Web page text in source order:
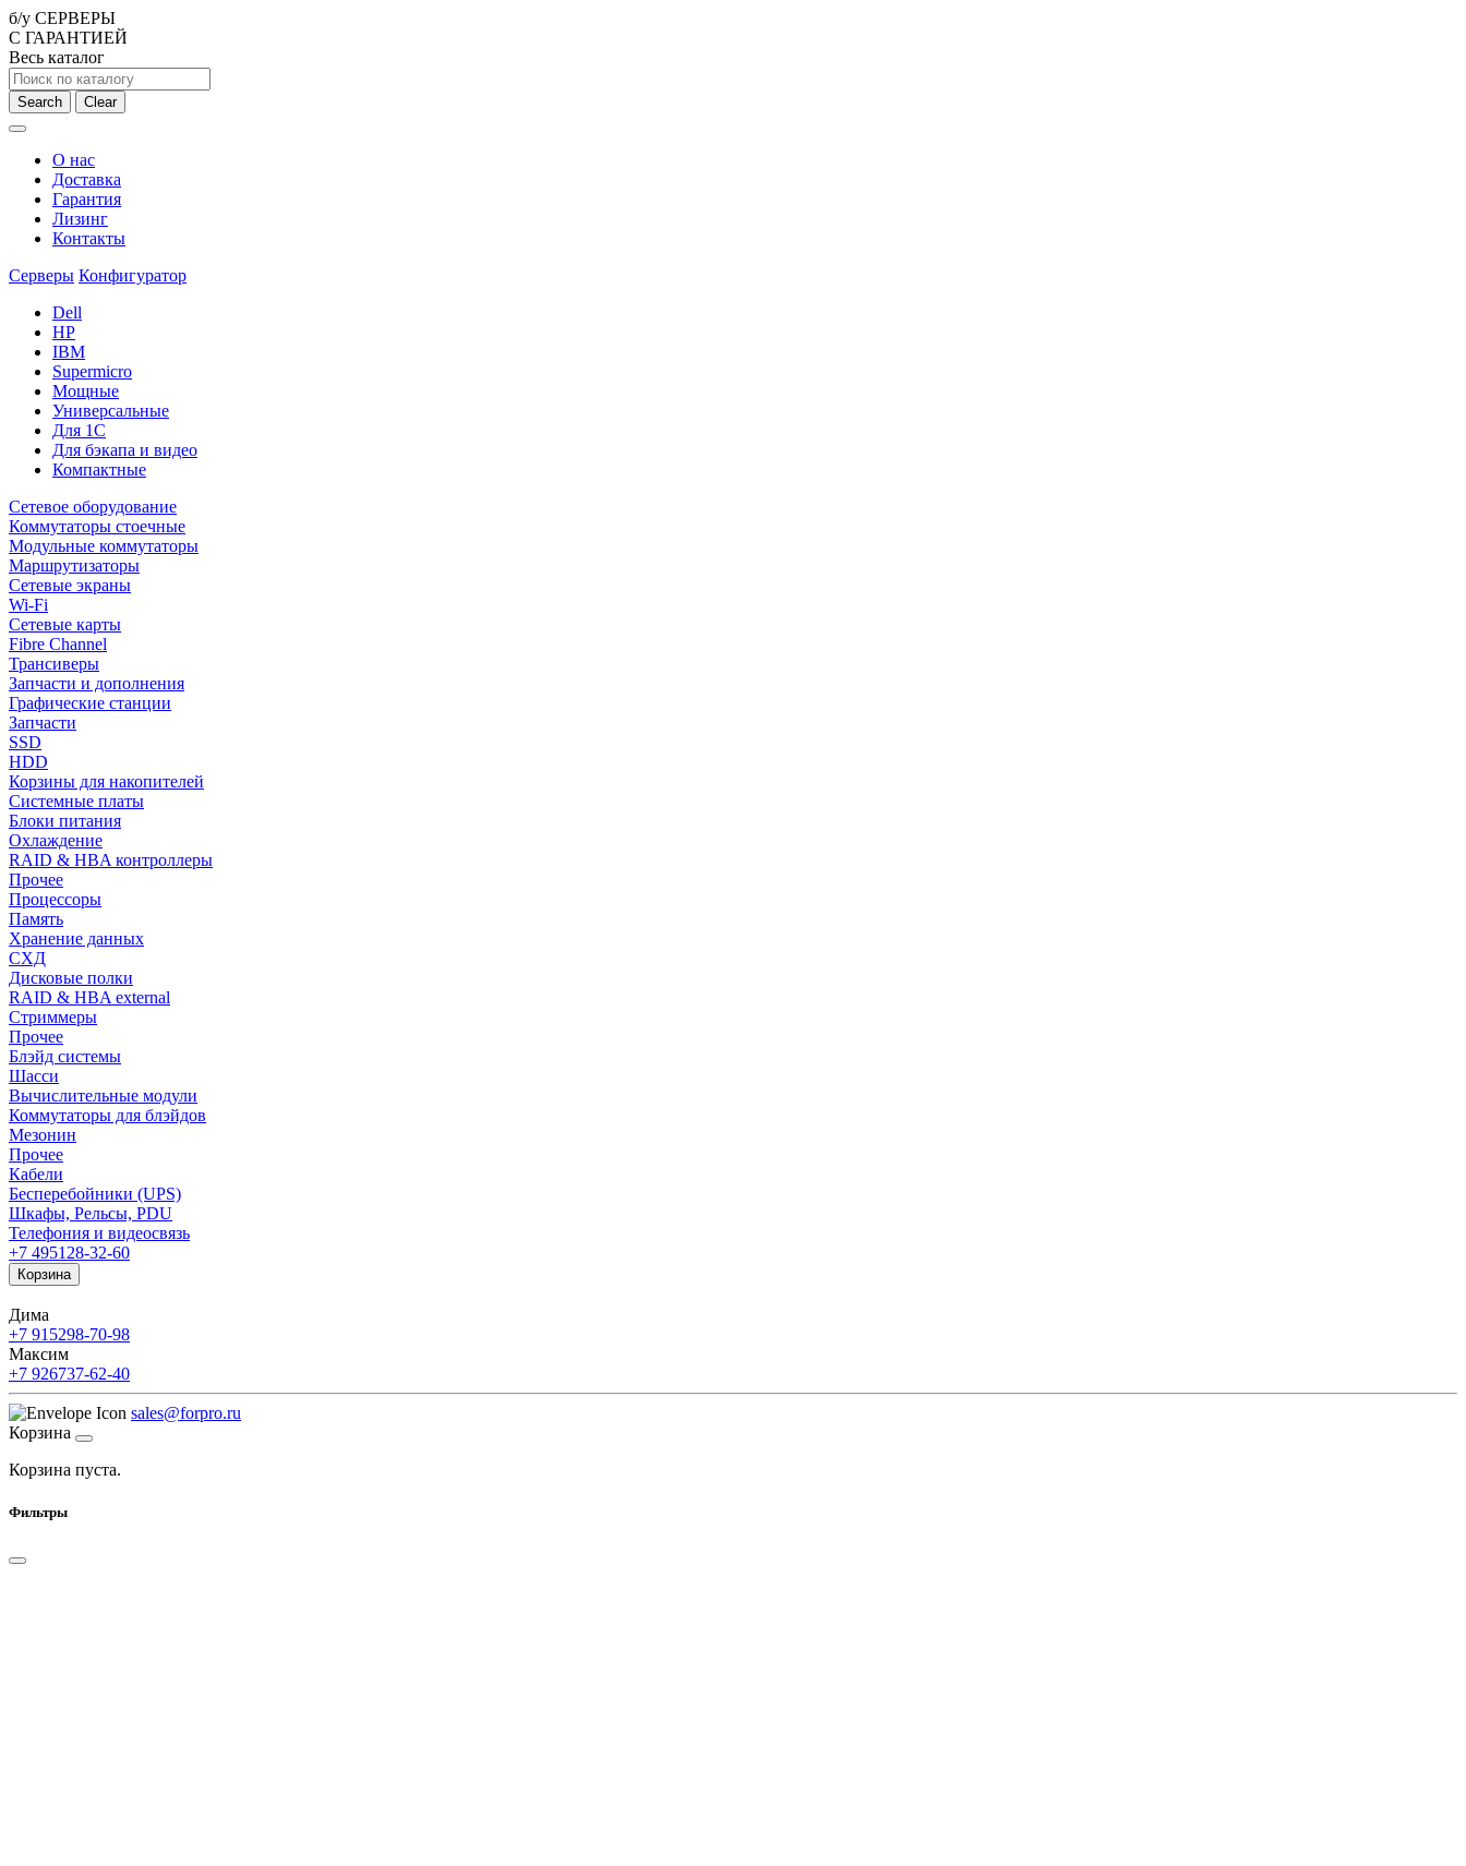
б/у СЕРВЕРЫ
С ГАРАНТИЕЙ
Весь каталог
Search Clear
О нас
Доставка
Гарантия
Лизинг
Контакты
Серверы Конфигуратор
Dell
HP
IBM
Supermicro
Мощные
Универсальные
Для 1С
Для бэкапа и видео
Компактные
Сетевое оборудование
Коммутаторы стоечные
Модульные коммутаторы
Маршрутизаторы
Сетевые экраны
Wi-Fi
Сетевые карты
Fibre Channel
Трансиверы
Запчасти и дополнения
Графические станции
Запчасти
SSD
HDD
Корзины для накопителей
Системные платы
Блоки питания
Охлаждение
RAID & HBA контроллеры
Прочее
Процессоры
Память
Хранение данных
СХД
Дисковые полки
RAID & HBA external
Стриммеры
Прочее
Блэйд системы
Шасси
Вычислительные модули
Коммутаторы для блэйдов
Мезонин
Прочее
Кабели
Бесперебойники (UPS)
Шкафы, Рельсы, PDU
Телефония и видеосвязь
+7 495128-32-60
Корзина
Дима
+7 915298-70-98
Максим
+7 926737-62-40
sales@forpro.ru
Корзина
Корзина пуста.
Фильтры